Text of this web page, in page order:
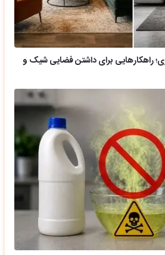
پذیرایی ۲۵ متری؛ راهکارهایی برای داشتن فضایی شیک و